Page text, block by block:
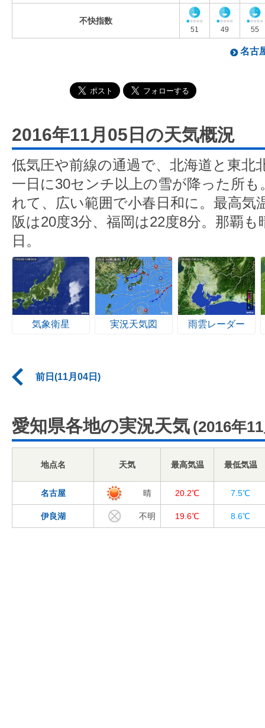
不快指数
51 49 55
名古
2016年11月05日の天気概況
低気圧や前線の通過で、北海道と東北
一日に30センチ以上の雪が降った所
れて、広い範囲で小春日和に。最高気
阪は20度3分、福岡は22度8分。那覇
日。
気象衛星 実況天気図 雨雲レーダー
前日(11月04日)
愛知県各地の実況天気 (2016年
地点名 天気 最高気温 最低気温
名古屋 晴 20.2℃ 7.5℃
伊良湖 不明 19.6℃ 8.6℃